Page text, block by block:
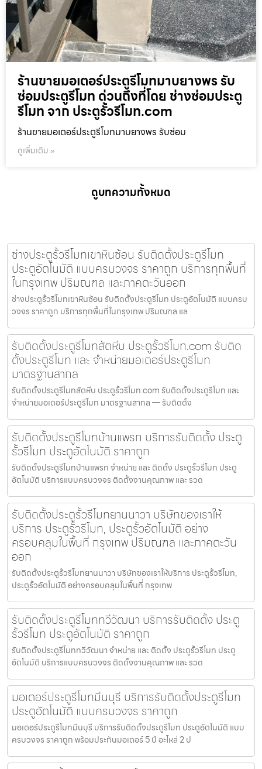
ร้านขายมอเตอร์ประตูรีโมทมาบยางพร รับ
ซ่อมประตูรีโมท ด่วนถึงที่โดย ช่างซ่อมประตู
รีโมท จาก ประตูรั้วรีโมท.com
ร้านขายมอเตอร์ประตูรีโมทมาบยางพร รับซ่อม
ดูเพิ่มเติม »
ดูบทความทั้งหมด
ช่างประตูรั้วรีโมทเขาหินซ้อน รับติดตั้งประตูรีโมท
ประตูอัตโนมัติ แบบครบวงจร ราคาถูก บริการทุกพื้นที่
ในกรุงเทพ ปริมณฑล และภาคตะวันออก
ช่างประตูรั้วรีโมทเขาหินซ้อน รับติดตั้งประตูรีโมท ประตูอัตโนมัติ แบบครบ
วงจร ราคาถูก บริการทุกพื้นที่ในกรุงเทพ ปริมณฑล แล
รับติดตั้งประตูรีโมทสัตหีบ ประตูรั้วรีโมท.com รับติด
ตั้งประตูรีโมท และ จำหน่ายมอเตอร์ประตูรีโมท
มาตรฐานสากล
รับติดตั้งประตูรีโมทสัตหีบ ประตูรั้วรีโมท.com รับติดตั้งประตูรีโมท และ
จำหน่ายมอเตอร์ประตูรีโมท มาตรฐานสากล — รับติดตั้ง
รับติดตั้งประตูรีโมทบ้านแพรก บริการรับติดตั้ง ประตู
รั้วรีโมท ประตูอัตโนมัติ ราคาถูก
รับติดตั้งประตูรีโมทบ้านแพรก จำหน่าย และ ติดตั้ง ประตูรั้วรีโมท ประตู
อัตโนมัติ บริการแบบครบวงจร ติดตั้งงานคุณภาพ และ รวด
รับติดตั้งประตูรั้วรีโมทยานนาวา บริษัทของเราให้
บริการ ประตูรั้วรีโมท, ประตูรั้วอัตโนมัติ อย่าง
ครอบคลุมในพื้นที่ กรุงเทพ ปริมณฑล และภาคตะวัน
ออก
รับติดตั้งประตูรั้วรีโมทยานนาวา บริษัทของเราให้บริการ ประตูรั้วรีโมท,
ประตูรั้วอัตโนมัติ อย่างครอบคลุมในพื้นที่ กรุงเทพ
รับติดตั้งประตูรีโมททวีวัฒนา บริการรับติดตั้ง ประตู
รั้วรีโมท ประตูอัตโนมัติ ราคาถูก
รับติดตั้งประตูรีโมททวีวัฒนา จำหน่าย และ ติดตั้ง ประตูรั้วรีโมท ประตู
อัตโนมัติ บริการแบบครบวงจร ติดตั้งงานคุณภาพ และ รวด
มอเตอร์ประตูรีโมทมีนบุรี บริการรับติดตั้งประตูรีโมท
ประตูอัตโนมัติ แบบครบวงจร ราคาถูก
มอเตอร์ประตูรีโมทมีนบุรี บริการรับติดตั้งประตูรีโมท ประตูอัตโนมัติ แบบ
ครบวงจร ราคาถูก พร้อมประกันมอเตอร์ 5 ปี อะไหล่ 2 ป